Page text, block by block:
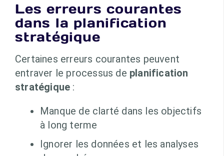
Les erreurs courantes
dans la planification
stratégique
Certaines erreurs courantes peuvent
entraver le processus de planification
stratégique :
Manque de clarté dans les objectifs
à long terme
Ignorer les données et les analyses